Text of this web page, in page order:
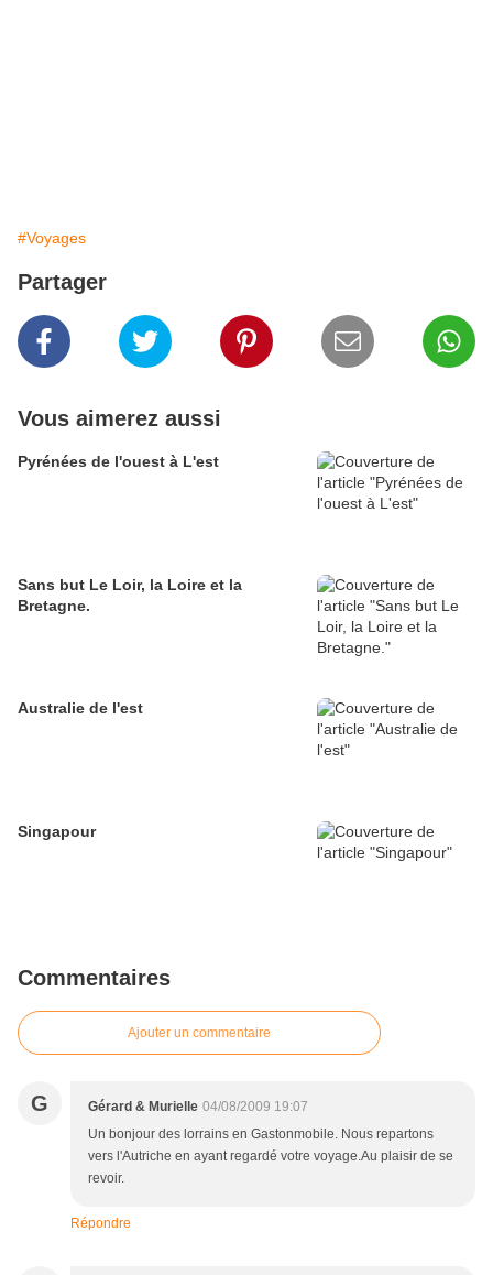
#Voyages
Partager
Vous aimerez aussi
Pyrénées de l'ouest à L'est
Sans but Le Loir, la Loire et la
Bretagne.
Australie de l'est
Singapour
Commentaires
Ajouter un commentaire
G Gérard & Murielle 04/08/2009 19:07
Un bonjour des lorrains en Gastonmobile. Nous repartons
vers l'Autriche en ayant regardé votre voyage.Au plaisir de se
revoir.
Répondre